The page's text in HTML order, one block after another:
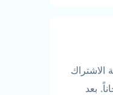
مجاناً. بعد